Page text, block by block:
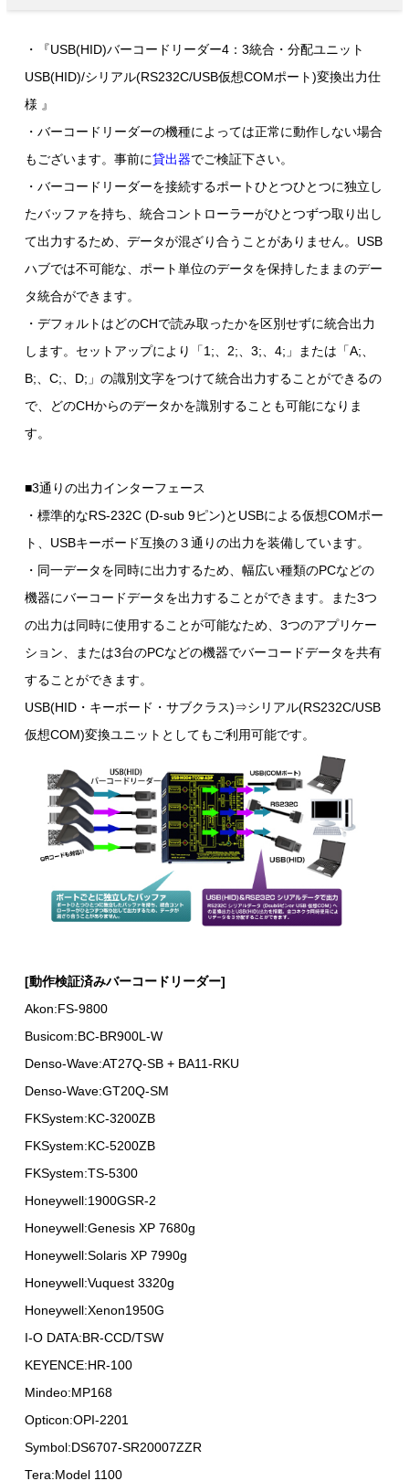
・『USB(HID)バーコードリーダー4：3統合・分配ユニット
USB(HID)/シリアル(RS232C/USB仮想COMポート)変換出力仕
様 』
・バーコードリーダーの機種によっては正常に動作しない場合
もございます。事前に貸出器でご検証下さい。
・バーコードリーダーを接続するポートひとつひとつに独立し
たバッファを持ち、統合コントローラーがひとつずつ取り出し
て出力するため、データが混ざり合うことがありません。USB
ハブでは不可能な、ポート単位のデータを保持したままのデー
タ統合ができます。
・デフォルトはどのCHで読み取ったかを区別せずに統合出力
します。セットアップにより「1;、2;、3;、4;」または「A;、
B;、C;、D;」の識別文字をつけて統合出力することができるの
で、どのCHからのデータかを識別することも可能になりま
す。
■3通りの出力インターフェース
・標準的なRS-232C (D-sub 9ピン)とUSBによる仮想COMポー
ト、USBキーボード互換の３通りの出力を装備しています。
・同一データを同時に出力するため、幅広い種類のPCなどの
機器にバーコードデータを出力することができます。また3つ
の出力は同時に使用することが可能なため、3つのアプリケー
ション、または3台のPCなどの機器でバーコードデータを共有
することができます。
USB(HID・キーボード・サブクラス)⇒シリアル(RS232C/USB
仮想COM)変換ユニットとしてもご利用可能です。
[動作検証済みバーコードリーダー]
Akon:FS-9800
Busicom:BC-BR900L-W
Denso-Wave:AT27Q-SB + BA11-RKU
Denso-Wave:GT20Q-SM
FKSystem:KC-3200ZB
FKSystem:KC-5200ZB
FKSystem:TS-5300
Honeywell:1900GSR-2
Honeywell:Genesis XP 7680g
Honeywell:Solaris XP 7990g
Honeywell:Vuquest 3320g
Honeywell:Xenon1950G
I-O DATA:BR-CCD/TSW
KEYENCE:HR-100
Mindeo:MP168
Opticon:OPI-2201
Symbol:DS6707-SR20007ZZR
Tera:Model 1100